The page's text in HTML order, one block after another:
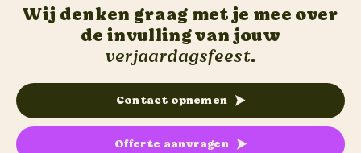
Wij denken graag met je mee over
de invulling van jouw
verjaardagsfeest.
Contact opnemen
Offerte aanvragen